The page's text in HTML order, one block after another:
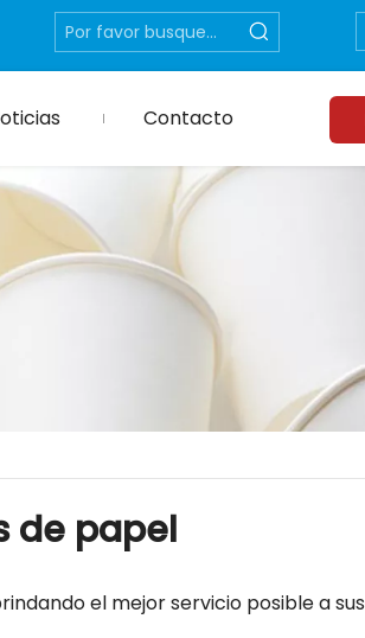
Contacto
de papel
el mejor servicio posible a